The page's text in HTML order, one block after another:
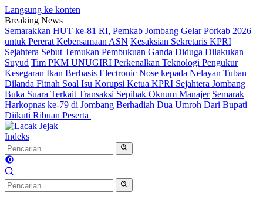
Langsung ke konten
Breaking News
Semarakkan HUT ke-81 RI, Pemkab Jombang Gelar Porkab 2026
untuk Pererat Kebersamaan ASN Kesaksian Sekretaris KPRI
Sejahtera Sebut Temukan Pembukuan Ganda Diduga Dilakukan
Suyud Tim PKM UNUGIRI Perkenalkan Teknologi Pengukur
Kesegaran Ikan Berbasis Electronic Nose kepada Nelayan Tuban
Dilanda Fitnah Soal Isu Korupsi Ketua KPRI Sejahtera Jombang
Buka Suara Terkait Transaksi Sepihak Oknum Manajer Semarak
Harkopnas ke-79 di Jombang Berhadiah Dua Umroh Dari Bupati
Diikuti Ribuan Peserta
Indeks